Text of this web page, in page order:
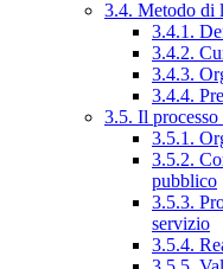
3.4. Metodo di
3.4.1.
3.4.2.
3.4.3.
3.4.4.
3.5. Il processo
3.5.1.
3.5.2.
pubblico
3.5.3.
servizio
3.5.4.